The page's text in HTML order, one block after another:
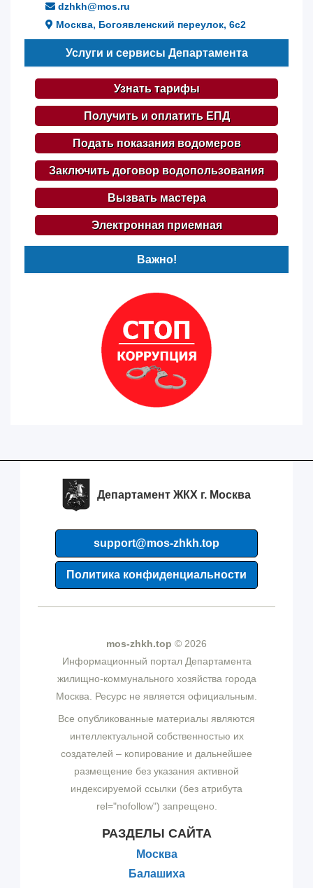
dzhkh@mos.ru
Москва, Богоявленский переулок, 6с2
Услуги и сервисы Департамента
Узнать тарифы
Получить и оплатить ЕПД
Подать показания водомеров
Заключить договор водопользования
Вызвать мастера
Электронная приемная
Важно!
Департамент ЖКХ г. Москва
support@mos-zhkh.top
Политика конфиденциальности
mos-zhkh.top © 2026
Информационный портал Департамента
жилищно-коммунального хозяйства города
Москва. Ресурс не является официальным.
Все опубликованные материалы являются
интеллектуальной собственностью их
создателей – копирование и дальнейшее
размещение без указания активной
индексируемой ссылки (без атрибута
rel="nofollow") запрещено.
РАЗДЕЛЫ САЙТА
Москва
Балашиха